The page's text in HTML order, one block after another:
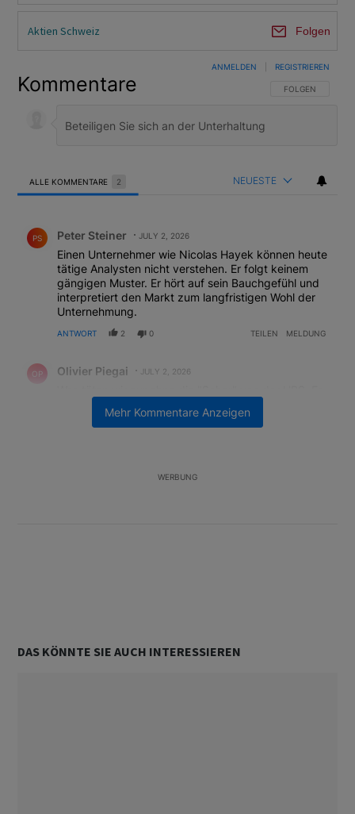
Aktien Schweiz Folgen
Mehr Kommentare Anzeigen
Kommentare FOLGE DIESER
FOLGEN
ANMELDEN REGISTRIEREN
ALLE KOMMENTARE 2 NEUESTE
PS Peter Steiner JULY 2, 2026
Einen Unternehmer wie Nicolas Hayek können heute
tätige Analysten nicht verstehen. Er folgt keinem
gängigen Muster. Er hört auf sein Bauchgefühl und
interpretiert den Markt zum langfristigen Wohl der
Unternehmung.
ANTWORT 2 0 TEILEN MELDUNG
OP Olivier Piegai JULY 2, 2026
zu sehen ist das eine, es zu interpretieren das
WERBUNG
DAS KÖNNTE SIE AUCH INTERESSIEREN